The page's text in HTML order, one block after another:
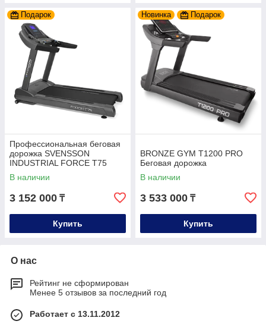
Подарок
Профессиональная беговая
дорожка SVENSSON
INDUSTRIAL FORCE T75
В наличии
3 152 000 ₸
Купить
Новинка Подарок
BRONZE GYM T1200 PRO
Беговая дорожка
В наличии
3 533 000 ₸
Купить
О нас
Рейтинг не сформирован
Менее 5 отзывов за последний год
Работает с 13.11.2012